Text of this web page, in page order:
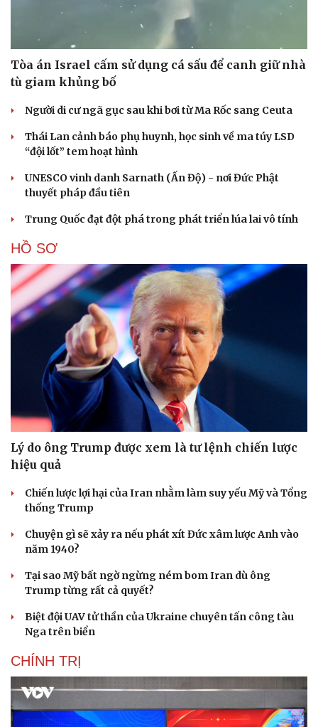
Cải chính
Tòa án Israel cấm sử dụng cá sấu để canh giữ nhà
tù giam khủng bố
Người di cư ngã gục sau khi bơi từ Ma Rốc sang Ceuta
Thái Lan cảnh báo phụ huynh, học sinh về ma túy LSD
“đội lốt” tem hoạt hình
UNESCO vinh danh Sarnath (Ấn Độ) - nơi Đức Phật
thuyết pháp đầu tiên
Trung Quốc đạt đột phá trong phát triển lúa lai vô tính
HỒ SƠ
Lý do ông Trump được xem là tư lệnh chiến lược
hiệu quả
Chiến lược lợi hại của Iran nhằm làm suy yếu Mỹ và Tổng
thống Trump
Chuyện gì sẽ xảy ra nếu phát xít Đức xâm lược Anh vào
năm 1940?
Tại sao Mỹ bất ngờ ngừng ném bom Iran dù ông
Trump từng rất cả quyết?
Biệt đội UAV tử thần của Ukraine chuyên tấn công tàu
Nga trên biển
CHÍNH TRỊ